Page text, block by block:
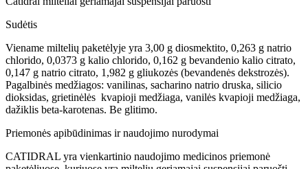
Sudėtis
Viename miltelių paketėlyje yra 3,00 g diosmektito, 0,263 g natrio
chlorido, 0,0373 g kalio chlorido, 0,162 g bevandenio kalio citrato,
0,147 g natrio citrato, 1,982 g gliukozės (bevandenės dekstrozės).
Pagalbinės medžiagos: vanilinas, sacharino natrio druska, silicio
dioksidas, grietinėlės kvapioji medžiaga, vanilės kvapioji medžiaga,
dažiklis beta-karotenas. Be glitimo.
Priemonės apibūdinimas ir naudojimo nurodymai
CATIDRAL yra vienkartinio naudojimo medicinos priemonė